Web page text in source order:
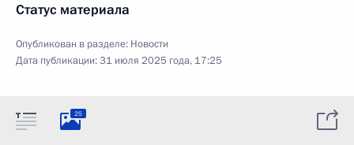
Статус материала
Опубликован в разделе: Новости
Дата публикации:31 июля 2025 года, 17:25
25